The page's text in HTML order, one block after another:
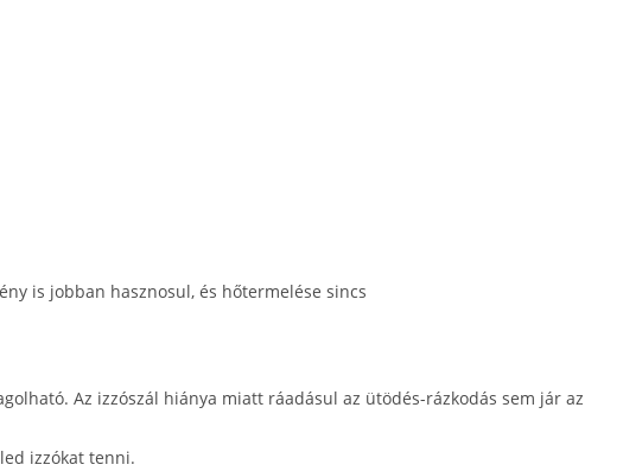
is jobban hasznosul, és hőtermelése sincs
Az izzószál hiánya miatt ráadásul az ütödés-rázkodás sem jár az
izzókat tenni.